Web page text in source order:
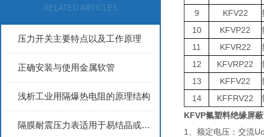
RELATED ARTICLES
压力开关主要特点以及工作原理
正确安装与使用金属软管
浅析工业用隔爆热电阻的原理结构
隔膜耐震压力表适用于易结晶或含有颗粒物质的场合
9
KFV22
10
KFVP22
11
KFVR22
12
KFVRP22
13
KFFV22
14
KFFRV22
KFVP氟塑料绝缘屏
1、额定电压：交流